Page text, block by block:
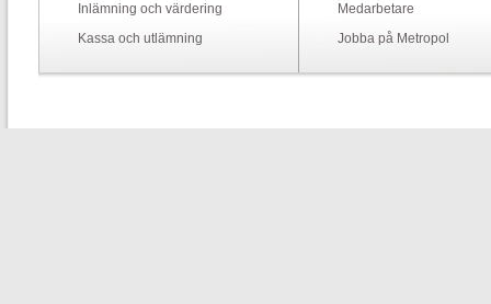
Inlämning och värdering
Kassa och utlämning
Medarbetare
Jobba på Metropol